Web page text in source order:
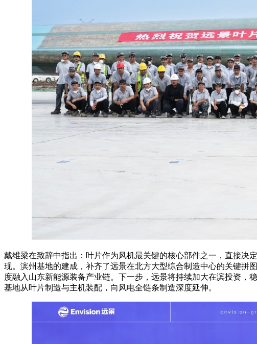
戴维梁在致辞中指出：叶片作为风机最关键的核心部件之一，直接决
现。滨州基地的建成，补齐了远景在北方大型综合制造中心的关键拼
度融入山东新能源装备产业链。下一步，远景将持续加大在滨投资，
基地从叶片制造与主机装配，向风电全链条制造深度延伸。